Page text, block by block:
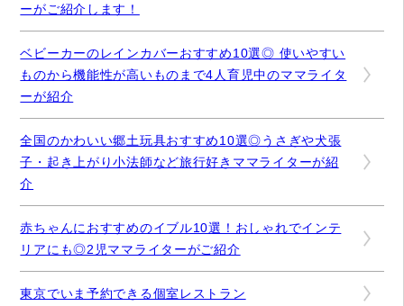
ーがご紹介します！
ベビーカーのレインカバーおすすめ10選◎ 使いやすい
ものから機能性が高いものまで4人育児中のママライタ
ーが紹介
全国のかわいい郷土玩具おすすめ10選◎うさぎや犬張
子・起き上がり小法師など旅行好きママライターが紹
介
赤ちゃんにおすすめのイブル10選！おしゃれでインテ
リアにも◎2児ママライターがご紹介
東京でいま予約できる個室レストラン